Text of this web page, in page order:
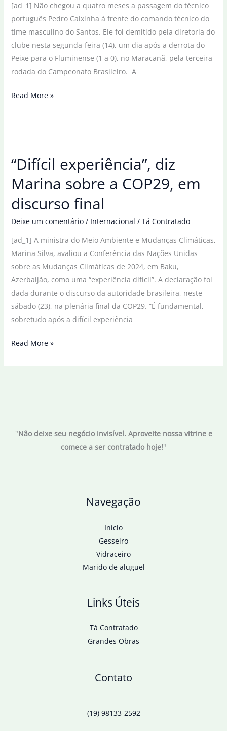
[ad_1] Não chegou a quatro meses a passagem do técnico
português Pedro Caixinha à frente do comando técnico do
time masculino do Santos. Ele foi demitido pela diretoria do
clube nesta segunda-feira (14), um dia após a derrota do
Peixe para o Fluminense (1 a 0), no Maracanã, pela terceira
rodada do Campeonato Brasileiro. A
Santos
técnico
após
difícil
no
Read More »
“Difícil experiência”, diz
Marina sobre a COP29, em
discurso final
Deixe um comentário / Internacional / Tá Contratado
[ad_1] A ministra do Meio Ambiente e Mudanças Climáticas,
Marina Silva, avaliou a Conferência das Nações Unidas
sobre as Mudanças Climáticas de 2024, em Baku,
Azerbaijão, como uma “experiência difícil”. A declaração foi
dada durante o discurso da autoridade brasileira, neste
sábado (23), na plenária final da COP29. “É fundamental,
sobretudo após a difícil experiência
“Difícil
em
Read More »
"Não deixe seu negócio invisível. Aproveite nossa vitrine e
comece a ser contratado hoje!"
Navegação
Início
Gesseiro
Vidraceiro
Marido de aluguel
Links Úteis
Tá Contratado
Grandes Obras
Contato
(19) 98133-2592